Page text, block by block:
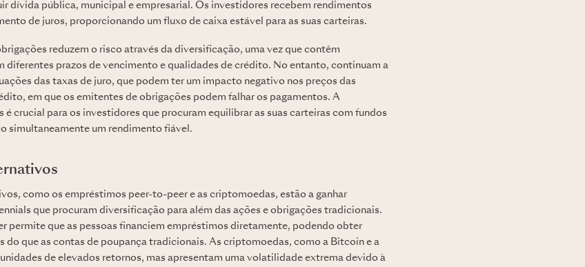
dívida pública, municipal e empresarial. Os investidores recebem rendimentos
de juros, proporcionando um fluxo de caixa estável para as suas carteiras.
reduzem o risco através da diversificação, uma vez que contêm
diferentes prazos de vencimento e qualidades de crédito. No entanto, continuam a
das taxas de juro, que podem ter um impacto negativo nos preços das
em que os emitentes de obrigações podem falhar os pagamentos. A
é crucial para os investidores que procuram equilibrar as suas carteiras com fundos
simultaneamente um rendimento fiável.
como os empréstimos peer-to-peer e as criptomoedas, estão a ganhar
que procuram diversificação para além das ações e obrigações tradicionais.
permite que as pessoas financiem empréstimos diretamente, podendo obter
do que as contas de poupança tradicionais. As criptomoedas, como a Bitcoin e a
de elevados retornos, mas apresentam uma volatilidade extrema devido à